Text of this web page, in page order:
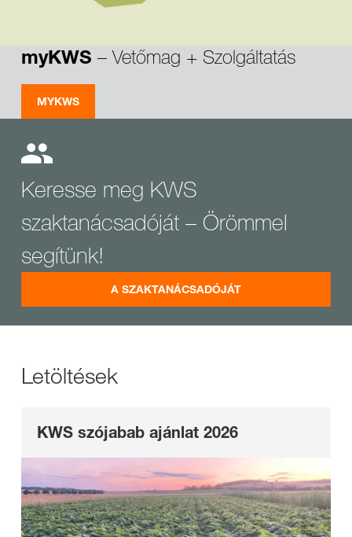
myKWS – Vetőmag + Szolgáltatás
MYKWS
Keresse meg KWS
szaktanácsadóját – Örömmel
segítünk!
A SZAKTANÁCSADÓJÁT
Letöltések
KWS szójabab ajánlat 2026